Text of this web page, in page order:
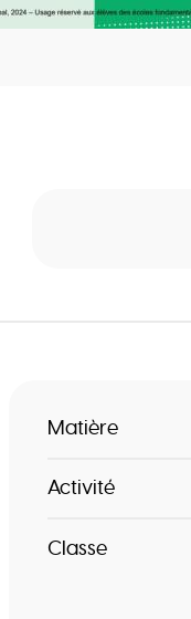
Matière
Activité
Classe